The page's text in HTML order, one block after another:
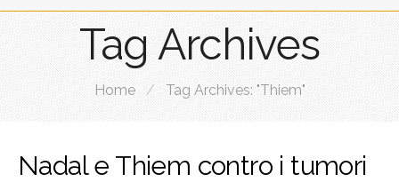
Tag Archives
Home / Tag Archives: "Thiem"
Nadal e Thiem contro i tumori